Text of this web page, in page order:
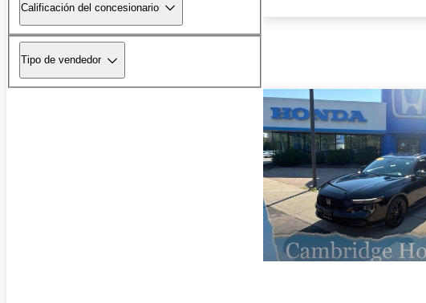
Calificación del concesionario
Tipo de vendedor